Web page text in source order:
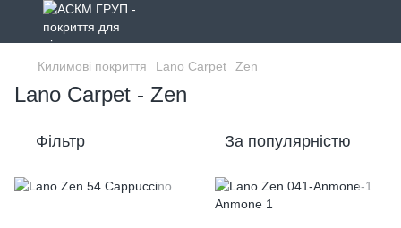
Килимові покриття Lano Carpet Zen
Lano Carpet - Zen
Фільтр За популярністю